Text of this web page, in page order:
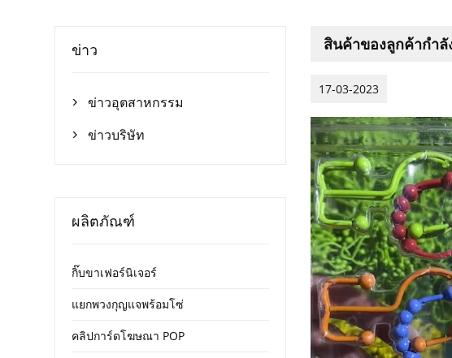
สินค้าของลูกค้ากำ
17-03-2023
ข่าว
 ข่าวอุตสาหกรรม
 ข่าวบริษัท
ผลิตภัณฑ์
กิ๊บขาเฟอร์นิเจอร์
แยกพวงกุญแจพร้อมโซ่
คลิปการ์ดโฆษณา POP